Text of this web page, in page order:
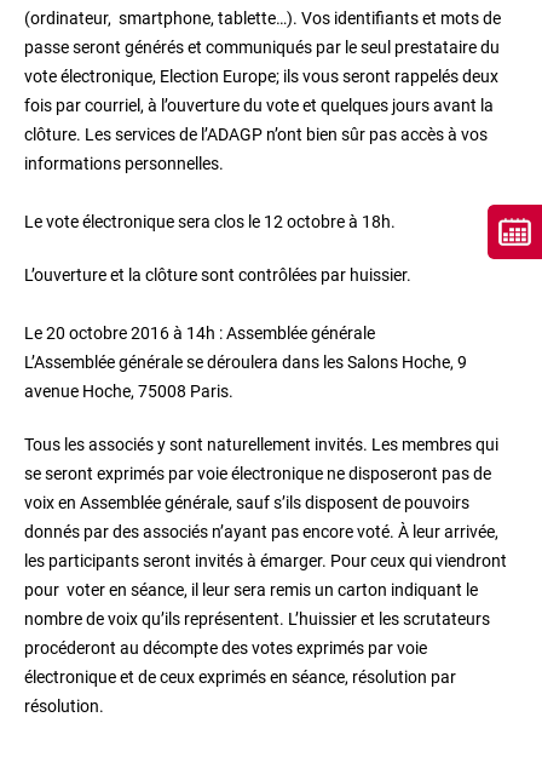
(ordinateur, smartphone, tablette…). Vos identifiants et mots de
passe seront générés et communiqués par le seul prestataire du
vote électronique, Election Europe; ils vous seront rappelés deux
fois par courriel, à l’ouverture du vote et quelques jours avant la
clôture. Les services de l’ADAGP n’ont bien sûr pas accès à vos
informations personnelles.
Le vote électronique sera clos le 12 octobre à 18h.
L’ouverture et la clôture sont contrôlées par huissier.
Le 20 octobre 2016 à 14h : Assemblée générale
L’Assemblée générale se déroulera dans les Salons Hoche, 9
avenue Hoche, 75008 Paris.
Tous les associés y sont naturellement invités. Les membres qui
se seront exprimés par voie électronique ne disposeront pas de
voix en Assemblée générale, sauf s’ils disposent de pouvoirs
donnés par des associés n’ayant pas encore voté. À leur arrivée,
les participants seront invités à émarger. Pour ceux qui viendront
pour voter en séance, il leur sera remis un carton indiquant le
nombre de voix qu’ils représentent. L’huissier et les scrutateurs
procéderont au décompte des votes exprimés par voie
électronique et de ceux exprimés en séance, résolution par
résolution.